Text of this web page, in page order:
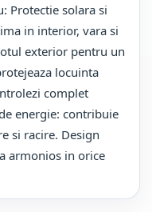
Protectie solara si
in interior, vara si
exterior pentru un
locuinta
complet
energie: contribuie
si racire. Design
armonios in orice